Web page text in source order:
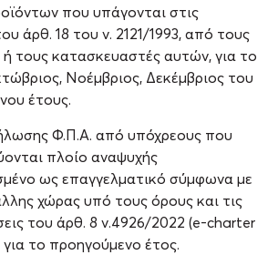
που υπάγονται στις
άρθ. 18 του ν. 2121/1993, από τους
ή τους κατασκευαστές αυτών, για το
Νοέμβριος, Δεκέμβριος του
έτους.
Φ.Π.Α. από υπόχρεους που
πλοίο αναψυχής
ως επαγγελματικό σύμφωνα με
χώρας υπό τους όρους και τις
του άρθ. 8 ν.4926/2022 (e-charter
για το προηγούμενο έτος.